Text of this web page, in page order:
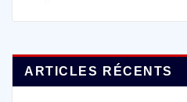
ARTICLES RÉCENTS